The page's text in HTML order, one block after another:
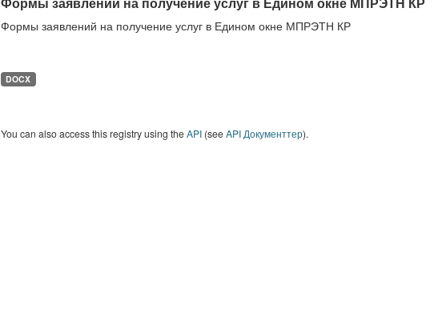
Формы заявлений на получение услуг в Едином окне МПРЭТН КР
DOCX
You can also access this registry using theAPI(seeAPI Документтер).